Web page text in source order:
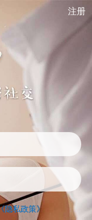
注册
隐私政策》